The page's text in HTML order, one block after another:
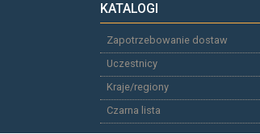
KATALOGI
Zapotrzebowanie dostaw
Uczestnicy
Kraje/regiony
Czarna lista